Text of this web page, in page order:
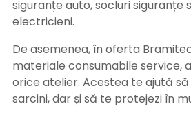
siguranțe auto, socluri siguranțe
electricieni.
De asemenea, în oferta
materiale consumabile service,
orice atelier. Acestea te ajută să
sarcini, dar și să te protejezi în